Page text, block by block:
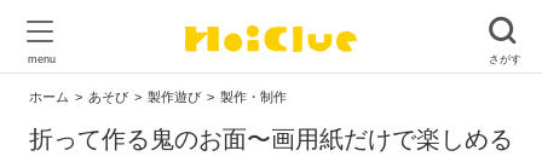
ホーム あそび 製作遊び 製作・制作
折って作る鬼のお面〜画用紙だけで楽しめる